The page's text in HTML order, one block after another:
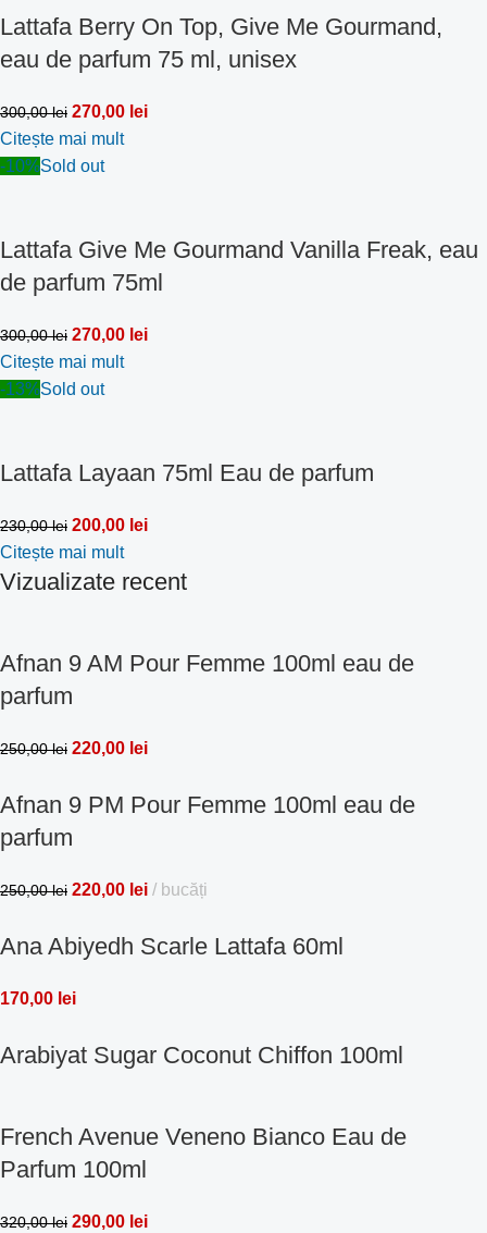
Lattafa Berry On Top, Give Me Gourmand,
eau de parfum 75 ml, unisex
300,00lei 270,00 lei
Citește mai mult
-10%Sold out
Lattafa Give Me Gourmand Vanilla Freak, eau
de parfum 75ml
300,00lei 270,00 lei
Citește mai mult
-13%Sold out
Lattafa Layaan 75ml Eau de parfum
230,00lei 200,00 lei
Citește mai mult
Vizualizate recent
Afnan 9 AM Pour Femme 100ml eau de
parfum
250,00lei 220,00 lei
Afnan 9 PM Pour Femme 100ml eau de
parfum
250,00lei 220,00 lei bucăți
Ana Abiyedh Scarle Lattafa 60ml
170,00 lei
Arabiyat Sugar Coconut Chiffon 100ml
French Avenue Veneno Bianco Eau de
Parfum 100ml
320,00lei 290,00 lei